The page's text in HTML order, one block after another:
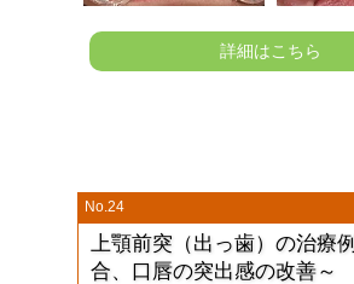
詳細はこちら
No.24
上顎前突（出っ歯）の治療
合、口唇の突出感の改善～